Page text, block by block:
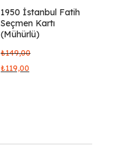
1950 İstanbul Fatih
Seçmen Kartı
(Mühürlü)
₺149,00
₺119,00